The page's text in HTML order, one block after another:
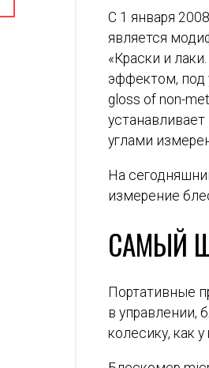
С 1 января
является
«Краски и
эффектом, под
gloss of non-
углами
На
измерение
САМЫЙ
Портативные
в управлении,
колесику, как